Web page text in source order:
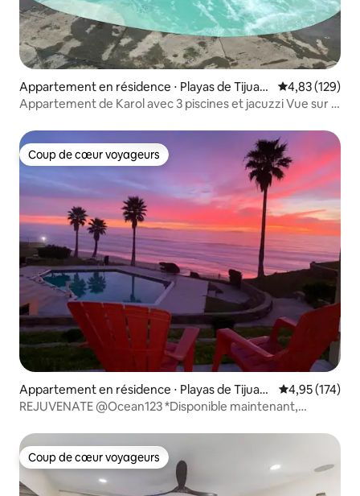
Appartement en résidence ⋅ Playas de Tijuan
a
Évaluation
4,83 (129)
Appartement de Karol avec 3 piscines et jacuzzi Vue sur la
Coup de cœur voyageurs
Coup de cœur voyageurs
Appartement en résidence ⋅ Playas de Tijuan
a
Évaluation
4,95 (174)
REJUVENATE @Ocean123 *Disponible maintenant,
Coup de cœur voyageurs
Coup de cœur voyageurs